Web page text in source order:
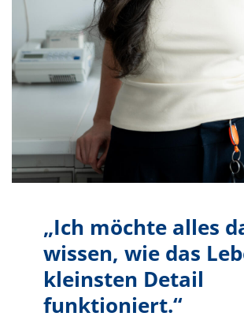
„Ich möchte alles
wissen, wie das
kleinsten Detail
funktioniert.“